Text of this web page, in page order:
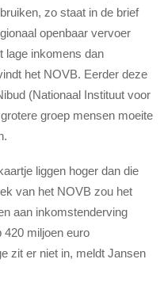
zo staat in de brief
openbaar vervoer
lage inkomens dan
het NOVB. Eerder deze
(Nationaal Instituut voor
groep mensen moeite
liggen hoger dan die
van het NOVB zou het
aan inkomstenderving
miljoen euro
zit er niet in, meldt Jansen